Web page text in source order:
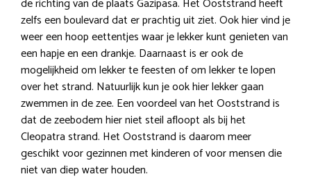
de richting van de plaats Gazipasa. Het Ooststrand heeft
zelfs een boulevard dat er prachtig uit ziet. Ook hier vind je
weer een hoop eettentjes waar je lekker kunt genieten van
een hapje en een drankje. Daarnaast is er ook de
mogelijkheid om lekker te feesten of om lekker te lopen
over het strand. Natuurlijk kun je ook hier lekker gaan
zwemmen in de zee. Een voordeel van het Ooststrand is
dat de zeebodem hier niet steil afloopt als bij het
Cleopatra strand. Het Ooststrand is daarom meer
geschikt voor gezinnen met kinderen of voor mensen die
niet van diep water houden.